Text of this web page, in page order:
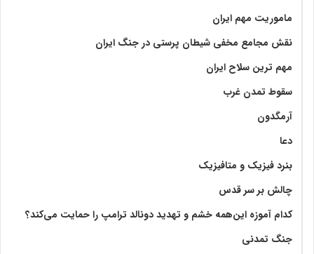
ماموریت مهم ایران
نقش مجامع مخفی شیطان پرستی در جنگ ایران
مهم ترین سلاح ایران
سقوط تمدن غرب
آرمگدون
دعا
بنرد فیزیک و متافیزیک
چالش بر سر قدس
کدام آموزه این‌همه خشم و تهدید دونالد ترامپ را حمایت می‌کند؟
جنگ تمدنی